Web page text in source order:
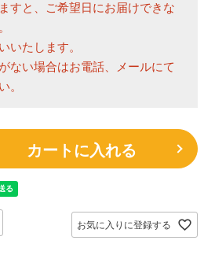
すと、ご希望日にお届けできな
いたします。
ない場合はお電話、メールにて
。
お気に入りに登録する
カートに入れる